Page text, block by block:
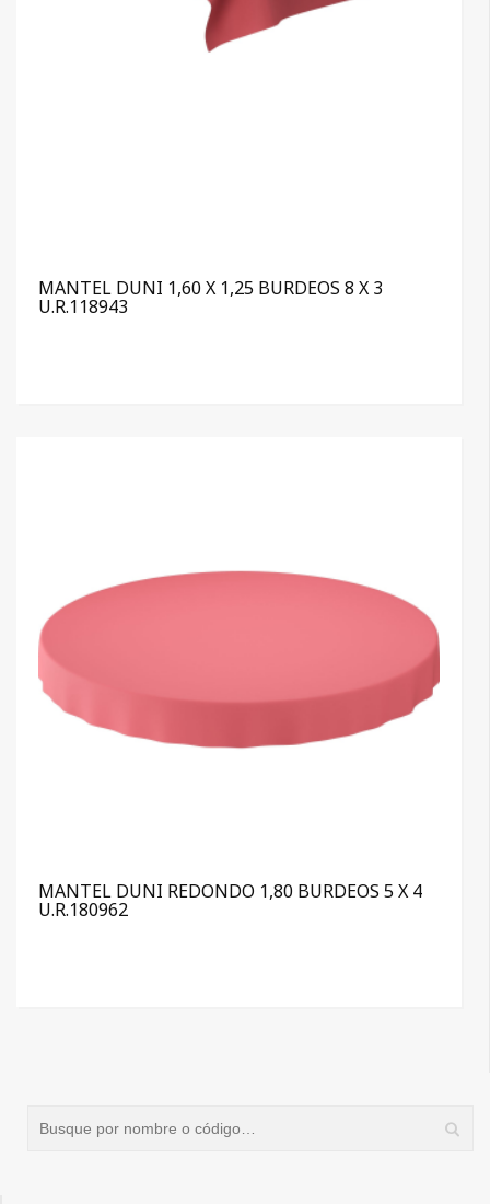
MANTEL DUNI 1,60 X 1,25 BURDEOS 8 X 3
U.R.118943
MANTEL DUNI REDONDO 1,80 BURDEOS 5 X 4
U.R.180962